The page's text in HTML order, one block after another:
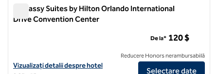
Embassy Suites by Hilton Orlando International
Drive Convention Center
Vizualizați detaliile hotelului pentru Embassy Suites by Hilton
Vizualizați detalii despre hotel
De la* 120 $
Reducere Honors nerambursabilă
Selectare date